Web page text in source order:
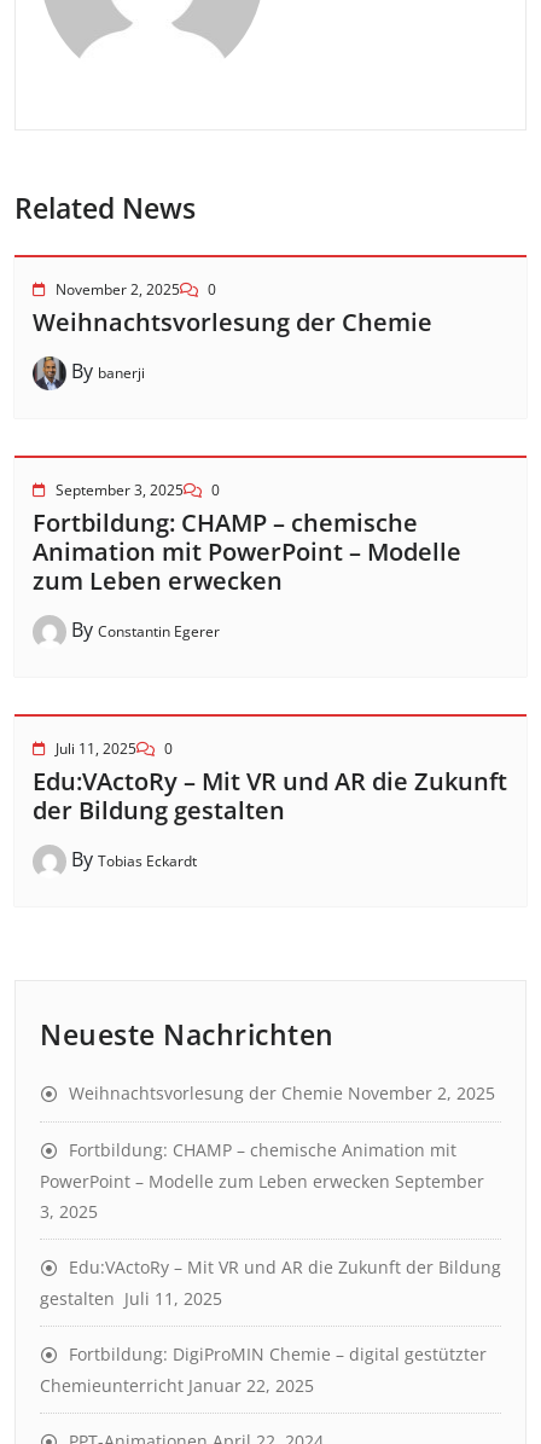
Related News
November 2, 2025 0
Weihnachtsvorlesung der Chemie
By banerji
September 3, 2025 0
Fortbildung: CHAMP – chemische
Animation mit PowerPoint – Modelle
zum Leben erwecken
By Constantin Egerer
Juli 11, 2025 0
Edu:VActoRy – Mit VR und AR die Zukunft
der Bildung gestalten
By Tobias Eckardt
Neueste Nachrichten
Weihnachtsvorlesung der Chemie November 2, 2025
Fortbildung: CHAMP – chemische Animation mit
PowerPoint – Modelle zum Leben erwecken September
3, 2025
Edu:VActoRy – Mit VR und AR die Zukunft der Bildung
gestalten Juli 11, 2025
Fortbildung: DigiProMIN Chemie – digital gestützter
Chemieunterricht Januar 22, 2025